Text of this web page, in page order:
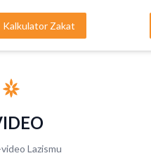
Kalkulator Zakat
Lazismu